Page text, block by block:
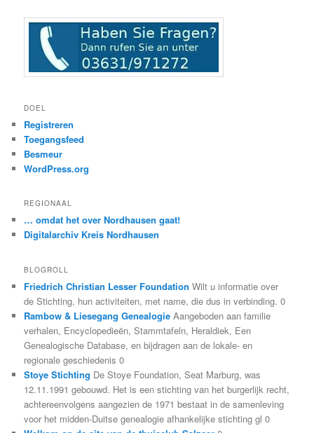
DOEL
Registreren
Toegangsfeed
Besmeur
WordPress.org
REGIONAAL
… omdat het over Nordhausen gaat!
Digitalarchiv Kreis Nordhausen
BLOGROLL
Friedrich Christian Lesser Foundation Wilt u informatie over
de Stichting, hun activiteiten, met name, die dus in verbinding. 0
Rambow & Liesegang Genealogie Aangeboden aan familie
verhalen, Encyclopedieën, Stammtafeln, Heraldiek, Een
Genealogische Database, en bijdragen aan de lokale- en
regionale geschiedenis 0
Stoye Stichting De Stoye Foundation, Seat Marburg, was
12.11.1991 gebouwd. Het is een stichting van het burgerlijk recht,
achtereenvolgens aangezien de 1971 bestaat in de samenleving
voor het midden-Duitse genealogie afhankelijke stichting gl 0